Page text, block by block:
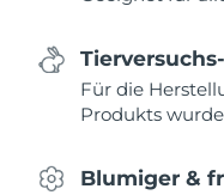
Für die
Produkts
Blumiger &
Niederlande